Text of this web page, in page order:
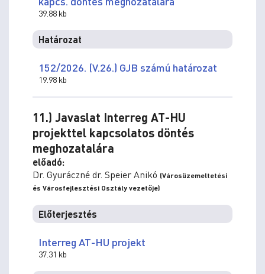
39.88 kb
Határozat
152/2026. (V.26.) GJB számú határozat
19.98 kb
11.) Javaslat Interreg AT-HU
projekttel kapcsolatos döntés
meghozatalára
előadó:
Dr. Gyuráczné dr. Speier Anikó (Városüzemeltetési
és Városfejlesztési Osztály vezetője)
Előterjesztés
Interreg AT-HU projekt
37.31 kb